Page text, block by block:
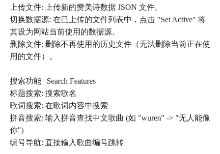
上传文件: 上传新的赞美诗数据 JSON 文件。
切换数据源: 在已上传的文件列表中，点击 "Set Active" 将
其设为网站当前使用的数据源。
删除文件: 删除不再使用的历史文件（无法删除当前正在使
用的文件）。
搜索功能 | Search Features
标题搜索: 搜索歌名
歌词搜索: 在歌词内容中搜索
拼音搜索: 输入拼音查找中文歌曲 (如 "wuren" -> "无人能像
你")
编号导航: 直接输入歌曲编号跳转